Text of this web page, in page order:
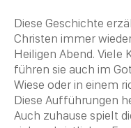
Diese Geschichte
Christen immer
Heiligen Abend. Viele
führen sie auch im
Wiese oder in einem
Diese Aufführungen
Auch zuhause spielt